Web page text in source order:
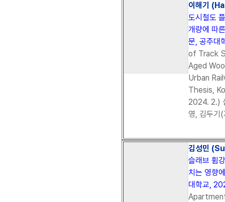
이해기
도시철도
개량에 따
문, 공주대
of Track
Aged
Urban
Thesis,
2024. 2.)
영, 김두기
김성민
슬래브 휨
치는 영향
대학교,